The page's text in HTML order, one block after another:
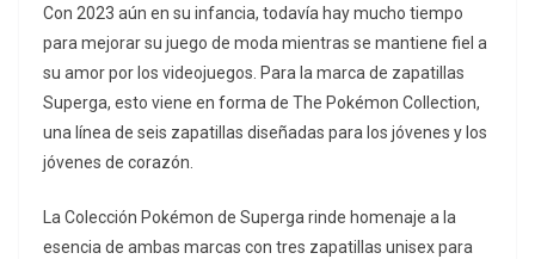
Con 2023 aún en su infancia, todavía hay mucho tiempo
para mejorar su juego de moda mientras se mantiene fiel a
su amor por los videojuegos. Para la marca de zapatillas
Superga, esto viene en forma de The Pokémon Collection,
una línea de seis zapatillas diseñadas para los jóvenes y los
jóvenes de corazón.
La Colección Pokémon de Superga rinde homenaje a la
esencia de ambas marcas con tres zapatillas unisex para